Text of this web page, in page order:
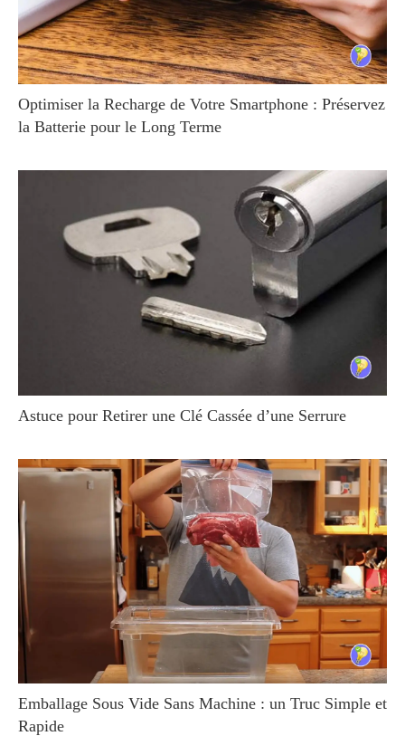
Optimiser la Recharge de Votre Smartphone : Préservez
la Batterie pour le Long Terme
Astuce pour Retirer une Clé Cassée d’une Serrure
Emballage Sous Vide Sans Machine : un Truc Simple et
Rapide